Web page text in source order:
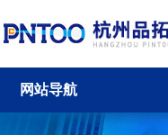
网站导航